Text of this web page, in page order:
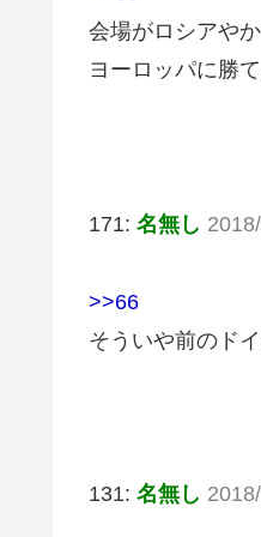
会場がロシアや
ヨーロッパに勝
171: 名無し
>>66
そういや前のド
131: 名無し